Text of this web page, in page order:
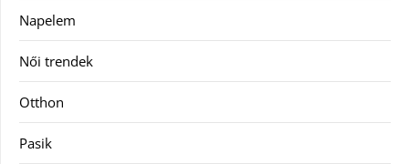
Napelem
Női trendek
Otthon
Pasik